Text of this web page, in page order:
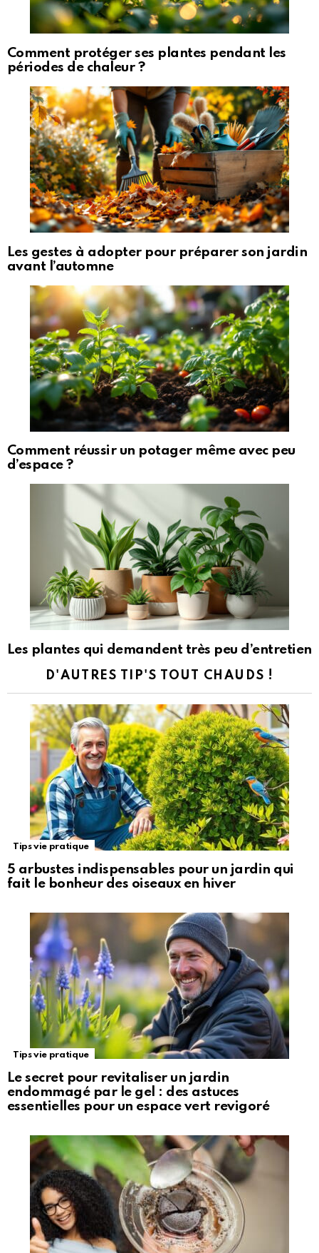
Comment protéger ses plantes pendant les
périodes de chaleur ?
Les gestes à adopter pour préparer son jardin
avant l’automne
Comment réussir un potager même avec peu
d’espace ?
Les plantes qui demandent très peu d’entretien
D'AUTRES TIP'S TOUT CHAUDS !
Tips vie pratique
5 arbustes indispensables pour un jardin qui
fait le bonheur des oiseaux en hiver
Tips vie pratique
Le secret pour revitaliser un jardin
endommagé par le gel : des astuces
essentielles pour un espace vert revigoré